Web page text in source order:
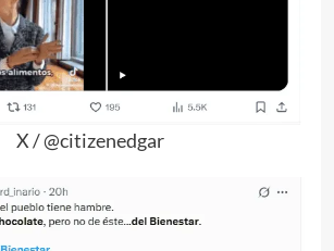
X / @citizenedgar